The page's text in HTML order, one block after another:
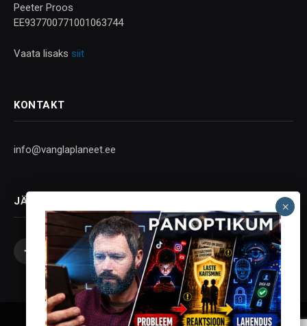
Peeter Proos
EE937700771001063744
Vaata lisaks siit
KONTAKT
info@vanglaplaneet.ee
JÄLGI SOTSIAALMEEDIAS
Facebook
X
(Twitter)
InstagramYouTubeTelegram